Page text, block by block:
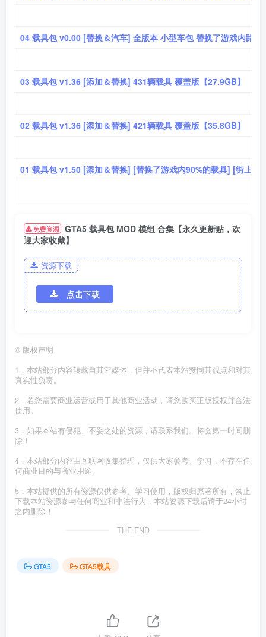
04 载具包 v0.00 [替换＆汽车] 全版本 小型车包 替换了游戏内路
03 载具包 v1.36 [添加＆替换] 431辆载具 覆盖版【27.9GB】
02 载具包 v1.36 [添加＆替换] 421辆载具 覆盖版【35.8GB】
01 载具包 v1.50 [添加＆替换] [替换了游戏内90%的载具] [街上随
免费资源 GTA5 载具包 MOD 模组 合集【永久更新贴，欢
迎大家收藏】
资源下载
点击下载
© 版权声明
1．本站部分内容转载自其它媒体，但并不代表本站赞同其观点和对其
真实性负责。
2．若您需要商业运营或用于其他商业活动，请您购买正版授权并合法
使用。
3．如果本站有侵犯、不妥之处的资源，请联系我们。将会第一时间删
除！
4．本站部分内容由互联网收集整理，仅供大家参考、学习，不存在任
何商业目的与商业用途。
5．本站提供的所有资源仅供参考、学习使用，版权归原著所有，禁止
下载本站资源参与任何商业和非法行为，本站资源下载后请于24小时
之内删除！
THE END
GTA5 GTA5载具